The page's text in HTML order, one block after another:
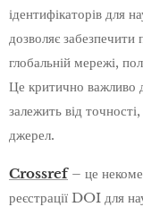
ідентифікаторів для
дозволяє забезпечити
глобальній мережі,
Це критично важливо
залежить від
джерел.
Crossref– це
реєстрації DOI для